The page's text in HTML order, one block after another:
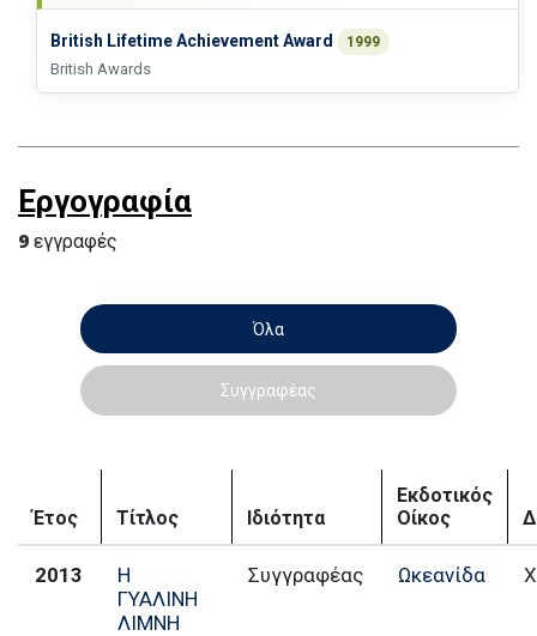
British Lifetime Achievement Award 1999
British Awards
Εργογραφία
9 εγγραφές
Όλα
Συγγραφέας
Έτος Τίτλος Ιδιότητα
Εκδοτικός
Οίκος
2013
Η
ΓΥΑΛΙΝΗ
ΛΙΜΝΗ
Συγγραφέας Ωκεανίδα